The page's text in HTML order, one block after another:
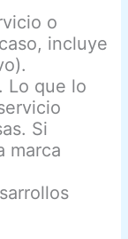
o
incluye
Lo que lo
Si
marca